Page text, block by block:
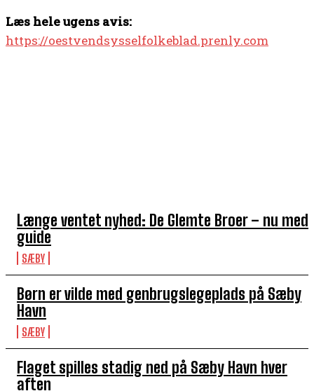
Længe ventet nyhed: De Glemte Broer – nu med
guide
SÆBY
Børn er vilde med genbrugslegeplads på Sæby
Havn
SÆBY
Flaget spilles stadig ned på Sæby Havn hver
aften
Læs hele ugens avis:
https://oestvendsysselfolkeblad.prenly.com